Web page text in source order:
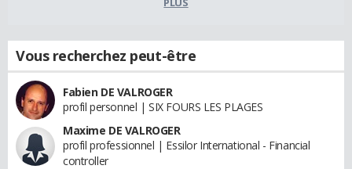
Vous recherchez peut-être
Fabien DE VALROGER
profil personnel | SIX FOURS LES PLAGES
Maxime DE VALROGER
profil professionnel | Essilor International - Financial
controller